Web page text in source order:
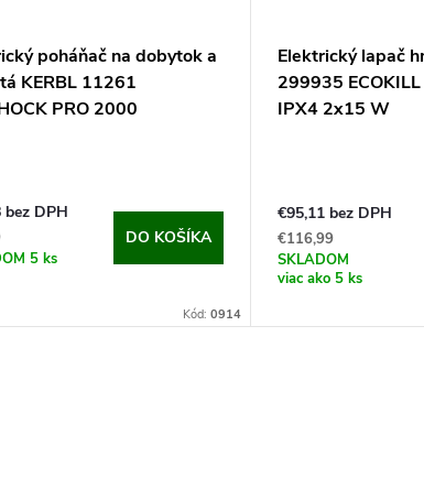
poháňač na dobytok a
KERBL 11261
PRO 2000
bez DPH
5 ks
DO KOŠÍKA
Kód: 0914
Elektrický lapač
299935
IPX4 2x15 W
€95,11 bez DPH
€116,99
SKLADOM
viac ako 5 ks